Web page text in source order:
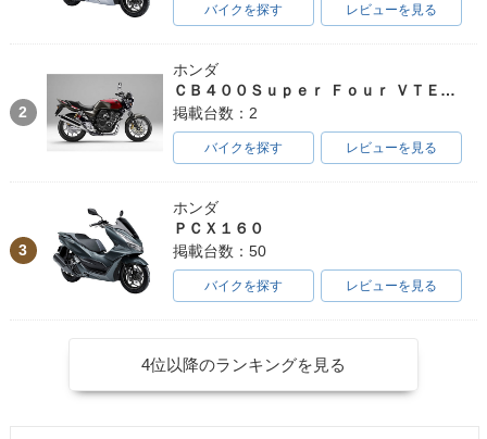
バイクを探す レビューを見る
2
ホンダ
ＣＢ４００Ｓｕｐｅｒ Ｆｏｕｒ ＶＴＥＣ ＳＰＥＣ３
掲載台数：2
バイクを探す レビューを見る
3
ホンダ
ＰＣＸ１６０
掲載台数：50
バイクを探す レビューを見る
4位以降のランキングを見る